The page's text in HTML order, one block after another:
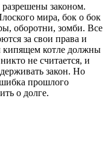
законом.
мира, бок о бок
оборотни, зомби. Все
за свои права и
кипящем котле должны
не считается, и
закон. Но
прошлого
о долге.